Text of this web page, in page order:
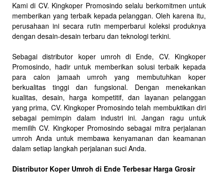
Kami di CV. Kingkoper Promosindo selalu berkomitmen untuk
memberikan yang terbaik kepada pelanggan. Oleh karena itu,
perusahaan ini secara rutin memperbarui koleksi produknya
dengan desain-desain terbaru dan teknologi terkini.
Sebagai distributor koper umroh di Ende, CV. Kingkoper
Promosindo, hadir untuk memberikan solusi terbaik kepada
para calon jamaah umroh yang membutuhkan koper
berkualitas tinggi dan fungsional. Dengan menekankan
kualitas, desain, harga kompetitif, dan layanan pelanggan
yang prima, CV. Kingkoper Promosindo telah membuktikan diri
sebagai pemimpin dalam industri ini. Jangan ragu untuk
memilih CV. Kingkoper Promosindo sebagai mitra perjalanan
umroh Anda untuk membawa kenyamanan dan keamanan
dalam setiap langkah perjalanan suci Anda.
Distributor Koper Umroh di Ende Terbesar Harga Grosir